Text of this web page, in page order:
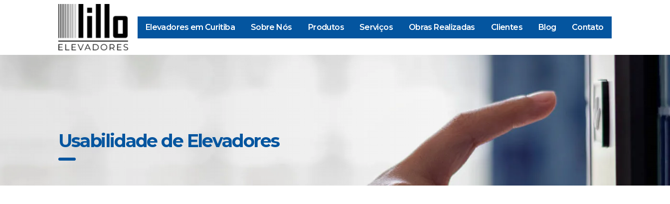
Elevadores em Curitiba Sobre Nós Produtos Serviços Obras Realizadas Clientes Blog Contato
Usabilidade de Elevadores